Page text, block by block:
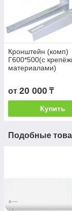
Кронштейн (комп)
Г600*500(с
материалами)
от 20 000 ₸
Купить
Подобные